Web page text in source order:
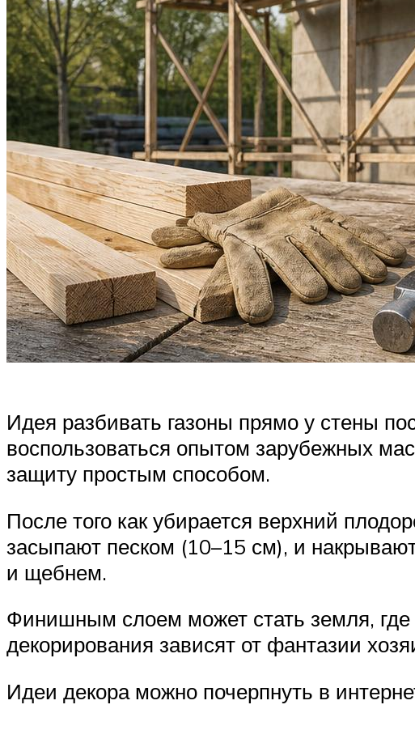
Идея разбивать газоны прямо у стены
воспользоваться опытом зарубежных
защиту простым способом.
После того как убирается верхний
засыпают песком (10–15 см), и
и щебнем.
Финишным слоем может стать земля,
декорирования зависят от фантазии
Идеи декора можно почерпнуть в